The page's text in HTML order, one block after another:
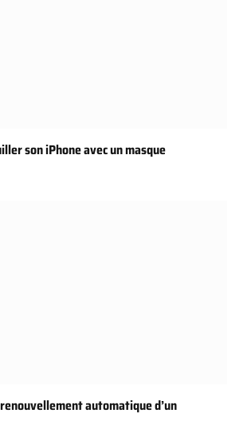
son iPhone avec un masque
automatique d’un